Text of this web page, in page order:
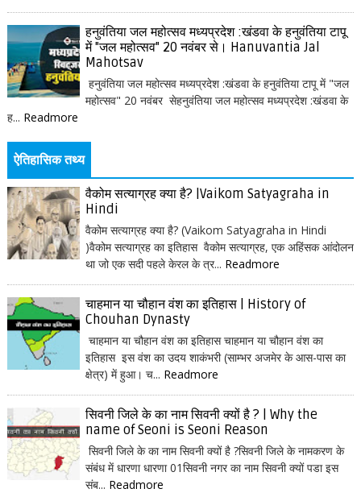
हनुवंतिया जल महोत्सव मध्यप्रदेश :खंडवा के हनुवंतिया टापू
में "जल महोत्सव" 20 नवंबर से। Hanuvantia Jal
Mahotsav
हनुवंतिया जल महोत्सव मध्यप्रदेश :खंडवा के हनुवंतिया टापू में "जल
महोत्सव" 20 नवंबर सेहनुवंतिया जल महोत्सव मध्यप्रदेश :खंडवा के
ह... Readmore
ऐतिहासिक तथ्य
वैकोम सत्याग्रह क्या है? |Vaikom Satyagraha in
Hindi
वैकोम सत्याग्रह क्या है? (Vaikom Satyagraha in Hindi
)वैकोम सत्याग्रह का इतिहास वैकोम सत्याग्रह, एक अहिंसक आंदोलन
था जो एक सदी पहले केरल के त्र... Readmore
चाहमान या चौहान वंश का इतिहास | History of
Chouhan Dynasty
चाहमान या चौहान वंश का इतिहास चाहमान या चौहान वंश का
इतिहास इस वंश का उदय शाकंभरी (साम्भर अजमेर के आस-पास का
क्षेत्र) में हुआ। च... Readmore
सिवनी जिले के का नाम सिवनी क्यों है ? | Why the
name of Seoni is Seoni Reason
सिवनी जिले के का नाम सिवनी क्यों है ?सिवनी जिले के नामकरण के
संबंध में धारणा धारणा 01सिवनी नगर का नाम सिवनी क्यों पडा इस
संब... Readmore